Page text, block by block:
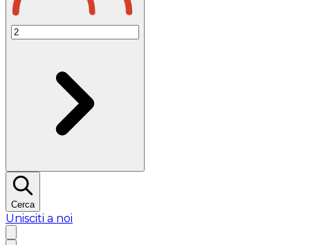
Cerca
Unisciti a noi